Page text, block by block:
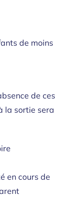
de moins
de ces
la sortie sera
en cours de